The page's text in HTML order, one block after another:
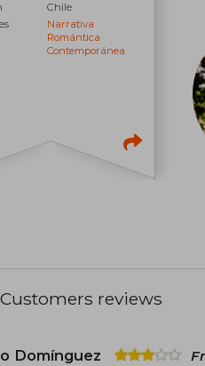
Chile
Narrativa
Romántica
Contemporánea
Customers reviews
Domínguez